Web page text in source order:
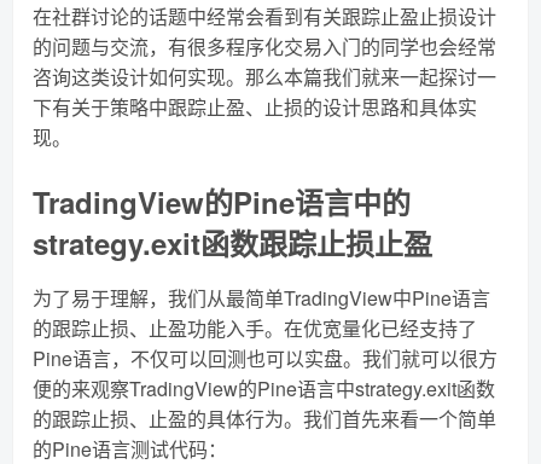
在社群讨论的话题中经常会看到有关跟踪止盈止损设计
的问题与交流，有很多程序化交易入门的同学也会经常
咨询这类设计如何实现。那么本篇我们就来一起探讨一
下有关于策略中跟踪止盈、止损的设计思路和具体实
现。
TradingView的Pine语言中的
strategy.exit函数跟踪止损止盈
为了易于理解，我们从最简单TradingView中Pine语言
的跟踪止损、止盈功能入手。在优宽量化已经支持了
Pine语言，不仅可以回测也可以实盘。我们就可以很方
便的来观察TradingView的Pine语言中strategy.exit函数
的跟踪止损、止盈的具体行为。我们首先来看一个简单
的Pine语言测试代码：